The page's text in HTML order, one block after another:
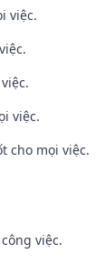
việc.
việc.
cho mọi việc.
việc.